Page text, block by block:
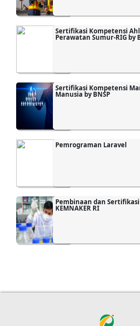
Sertifikasi Kompetensi
Perawatan Sumur-RIG by
Sertifikasi Kompetensi
Manusia by BNSP
Pemrograman Laravel
Pembinaan dan
KEMNAKER RI